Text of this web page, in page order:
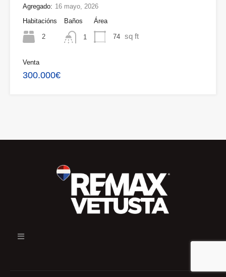
Agregado: 16 mayo, 2026
Habitacións
2
Baños
1
Área
74 sq ft
Venta
300.000€